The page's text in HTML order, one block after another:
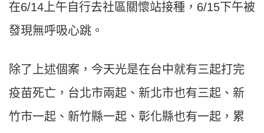
在6/14 上午自行去社區關懷站接種， 6/15下午被
發現無呼吸心跳。
除了上述個案，今天光是在台中就有三起打完
疫苗死亡，台北市兩起、新北市也有三起、新
竹市一起、新竹縣一起、彰化縣也有一起，累